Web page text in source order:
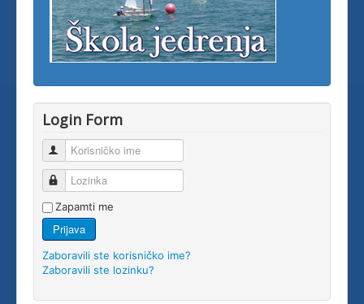
Login Form
Korisničko ime
Lozinka
Zapamti me
Prijava
Zaboravili ste korisničko ime?
Zaboravili ste lozinku?